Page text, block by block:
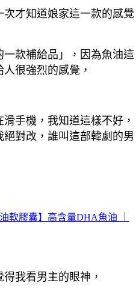
才知道娘家這一款的感覺
一款補給品」，因為魚油這
很強烈的感覺，
手機，我知道這樣不好，
對改，誰叫這部韓劇的男
我看男主的眼神，